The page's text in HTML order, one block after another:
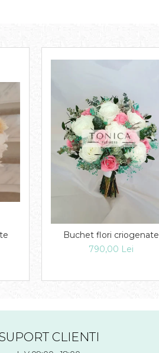
Buchet flori criogenate
790,00 Lei
CLIENTI